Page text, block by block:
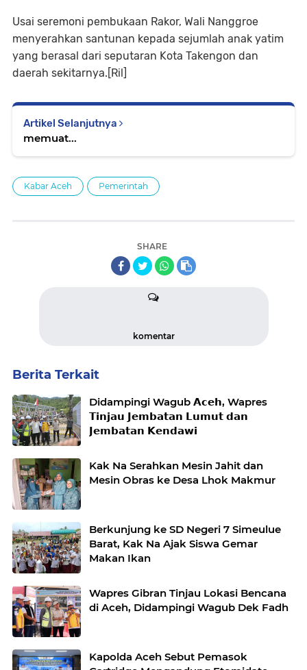
Usai seremoni pembukaan Rakor, Wali Nanggroe
menyerahkan santunan kepada sejumlah anak yatim
yang berasal dari seputaran Kota Takengon dan
daerah sekitarnya.[Ril]
Artikel Selanjutnya
memuat...
Kabar Aceh Pemerintah
SHARE
komentar
Berita Terkait
Didampingi Wagub 𝗔𝗰𝗲𝗵, Wapres
𝗧𝗶𝗻𝗷𝗮𝘂 𝗝𝗲𝗺𝗯𝗮𝘁𝗮𝗻 𝗟𝘂𝗺𝘂𝘁 𝗱𝗮𝗻
𝗝𝗲𝗺𝗯𝗮𝘁𝗮𝗻 𝗞𝗲𝗻𝗱𝗮𝘄𝗶
Kak Na Serahkan Mesin Jahit dan
Mesin Obras ke Desa Lhok Makmur
Berkunjung ke SD Negeri 7 Simeulue
Barat, Kak Na Ajak Siswa Gemar
Makan Ikan
Wapres Gibran Tinjau Lokasi Bencana
di Aceh, Didampingi Wagub Dek Fadh
Kapolda Aceh Sebut Pemasok